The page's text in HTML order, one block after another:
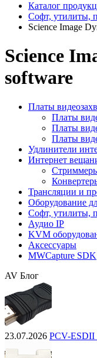
Каталог
Софт, утилиты,
Science Image
Science
software
Платы
Платы
Платы
Платы
Удлинители
Интернет
Трансляции и
Оборудование
Софт, утилиты,
Аудио IP
KVM
Аксессуары
MWCapture SDK
AV Блог
23.07.2026 PCV-ESDII